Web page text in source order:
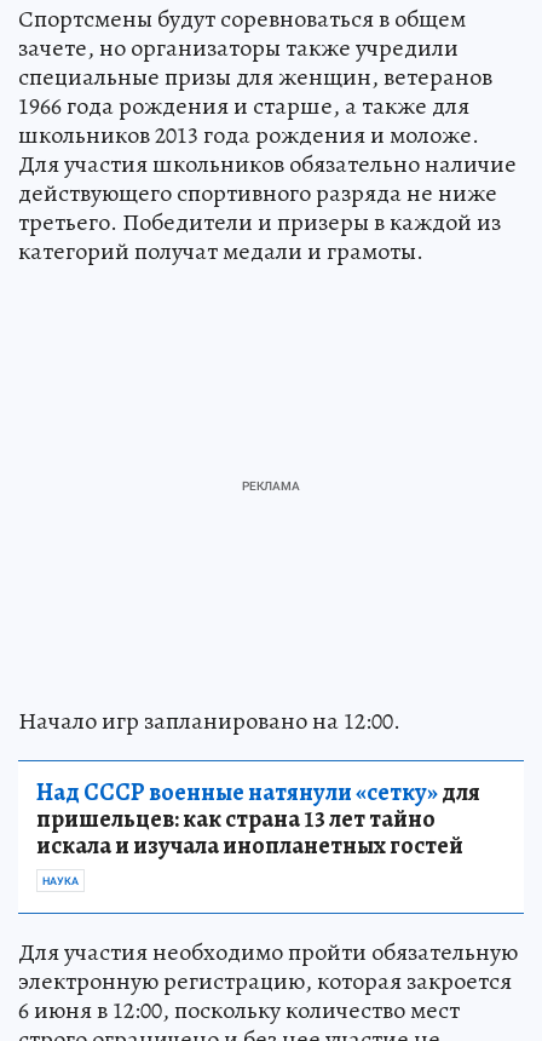
Спортсмены будут соревноваться в общем
зачете, но организаторы также учредили
специальные призы для женщин, ветеранов
1966 года рождения и старше, а также для
школьников 2013 года рождения и моложе.
Для участия школьников обязательно наличие
действующего спортивного разряда не ниже
третьего. Победители и призеры в каждой из
категорий получат медали и грамоты.
Начало игр запланировано на 12:00.
Над СССР военные натянули «сетку»для
пришельцев: как страна 13 лет тайно
искала и изучала инопланетных гостей
НАУКА
Для участия необходимо пройти обязательную
электронную регистрацию, которая закроется
6 июня в 12:00, поскольку количество мест